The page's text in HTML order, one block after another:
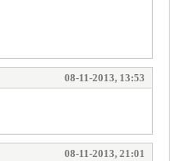
08-11-2013, 13:53
08-11-2013, 21:01